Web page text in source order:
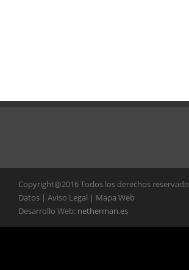
Copyright@2016 Todos los derechos
Datos | Aviso Legal | Mapa Web
Desarrollo Web: netherman.es